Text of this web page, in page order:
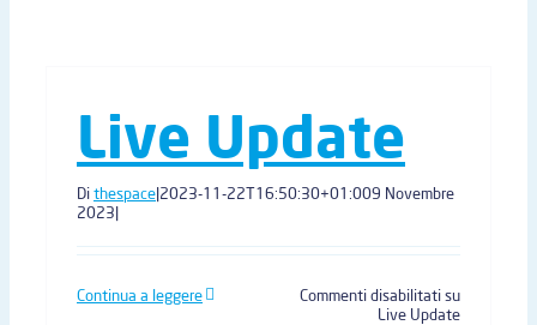
Live Update
Dithespace|2023-11-22T16:50:30+01:009 Novembre
2023|
Continua a leggere Commenti disabilitatisu
Live Update